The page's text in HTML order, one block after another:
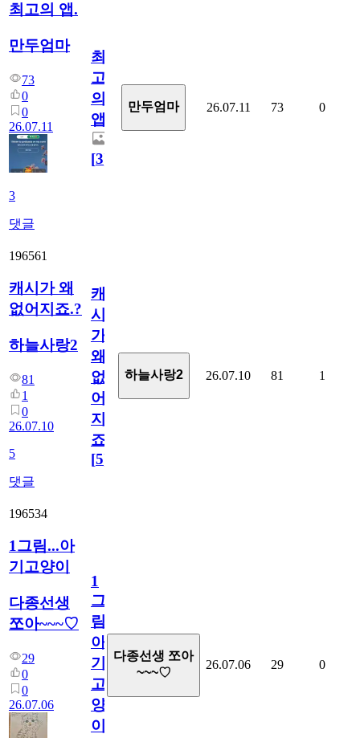
최고의 앱.
만두엄마
73
0
0
26.07.11
3
댓글
최
고
의
앱.
[3]
만두엄마 26.07.11 73 0
196561
캐시가 왜
없어지죠.?
하늘사랑2
81
1
0
26.07.10
5
댓글
캐
시
가
왜
없
어
지
죠.?
[5]
하늘사랑2 26.07.10 81 1
196534
1그림...아
기고양이
다종선생
쪼아~~~♡
29
0
0
26.07.06
1
그
림...
아
기
고
양
이
다종선생 쪼아
~~~♡
26.07.06 29 0